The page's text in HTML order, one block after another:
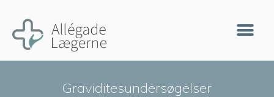
Graviditesundersøgelser